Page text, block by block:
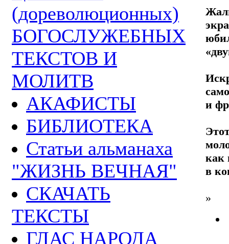
(дореволюционных)
БОГОСЛУЖЕБНЫХ
ТЕКСТОВ И
МОЛИТВ
АКАФИСТЫ
БИБЛИОТЕКА
Статьи альманаха
"ЖИЗНЬ ВЕЧНАЯ"
СКАЧАТЬ
ТЕКСТЫ
ГЛАС НАРОДА
и
как
в
»